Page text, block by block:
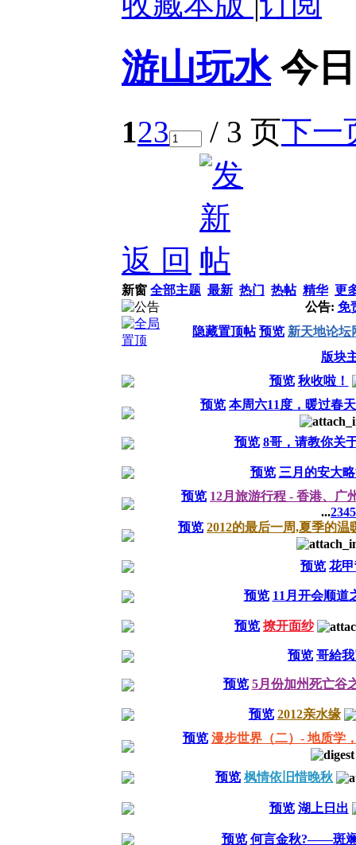
游山玩水 今
123 / 3 页下一
返 回
新窗 全部主题 最新 热门 热帖 精华 更
公告: 免
隐藏置顶帖 预览 新天地论坛
版块
预览 秋收啦！
预览 本周六11度，暖过春
预览 8哥，请教你关
预览 三月的安大
预览 12月旅游行程 - 香港、广
...2345
预览 2012的最后一周,夏季的
预览 花
预览 11月开会顺道
预览 撩开面纱
预览 哥給
预览 5月份加州死亡谷
预览 2012亲水缘
预览 漫步世界（二）- 地质学
预览 枫情依旧惜晚秋
预览 湖上日出
预览 何言金秋?——斑